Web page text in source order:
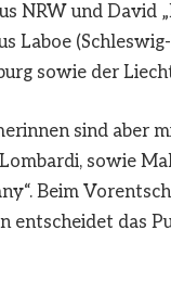
NRW und David
Laboe
sowie der
sind aber
sowie
Beim
entscheidet das